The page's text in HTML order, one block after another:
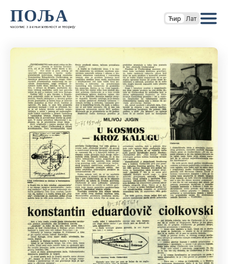
ПОЉА
часопис за књижевност и теорију
Ћир Лат